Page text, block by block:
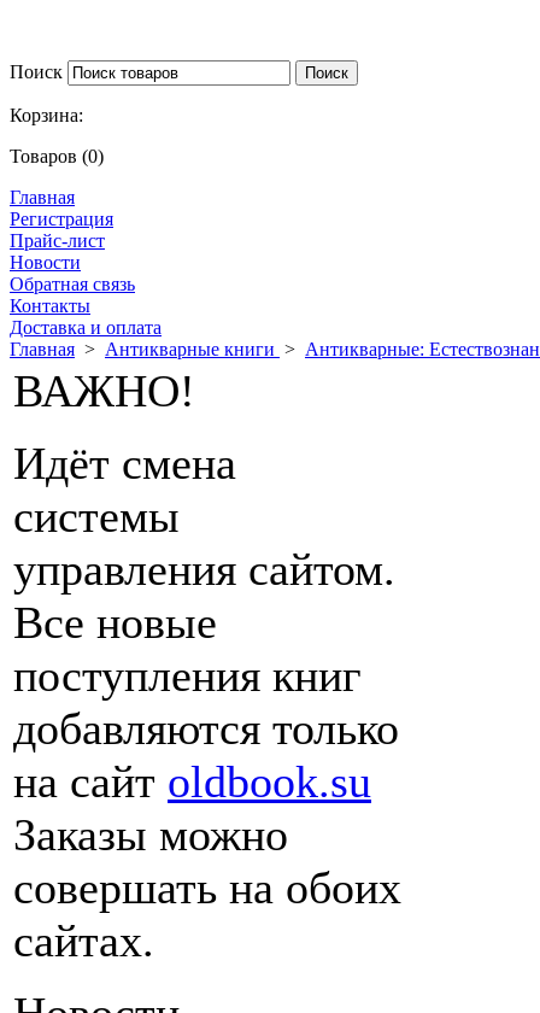
Поиск
Корзина:
Товаров (0)
Главная
Регистрация
Прайс-лист
Новости
Обратная связь
Контакты
Доставка и оплата
Главная > Антикварные книги > Антикварные:
ВАЖНО!
Идёт смена
системы
управления сайтом.
Все новые
поступления книг
добавляются только
на сайт oldbook.su
Заказы можно
совершать на обоих
сайтах.